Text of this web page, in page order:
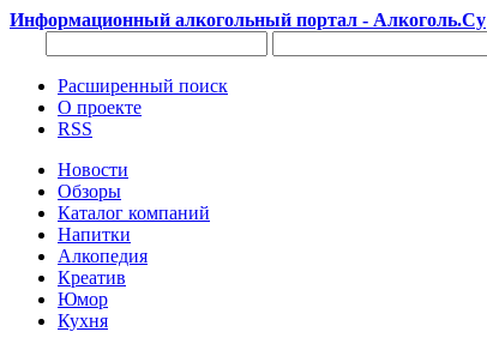
Информационный алкогольный портал - Алкоголь.Су
Расширенный поиск
О проекте
RSS
Новости
Обзоры
Каталог компаний
Напитки
Алкопедия
Креатив
Юмор
Кухня